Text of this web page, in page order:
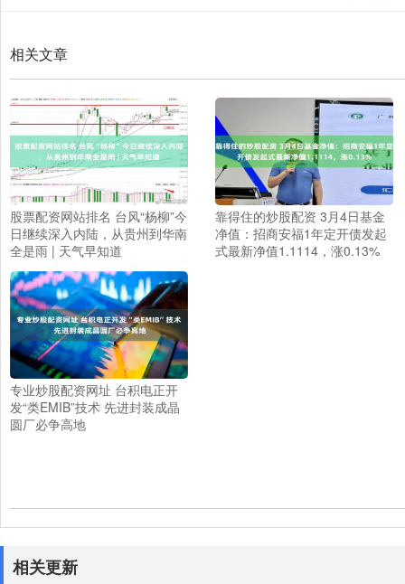
相关文章
股票配资网站排名 台风“杨柳”今
日继续深入内陆，从贵州到华南
全是雨 | 天气早知道
靠得住的炒股配资 3月4日基金
净值：招商安福1年定开债发起
式最新净值1.1114，涨0.13%
专业炒股配资网址 台积电正开
发“类EMIB”技术 先进封装成晶
圆厂必争高地
相关更新